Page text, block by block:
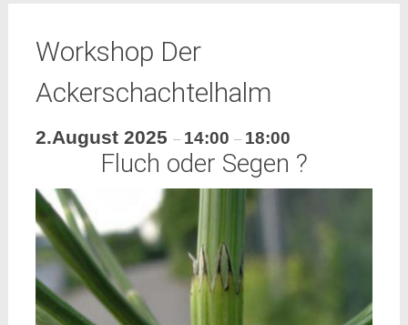
Workshop Der
Ackerschachtelhalm
2.August 2025 – 14:00 – 18:00
Fluch oder Segen ?